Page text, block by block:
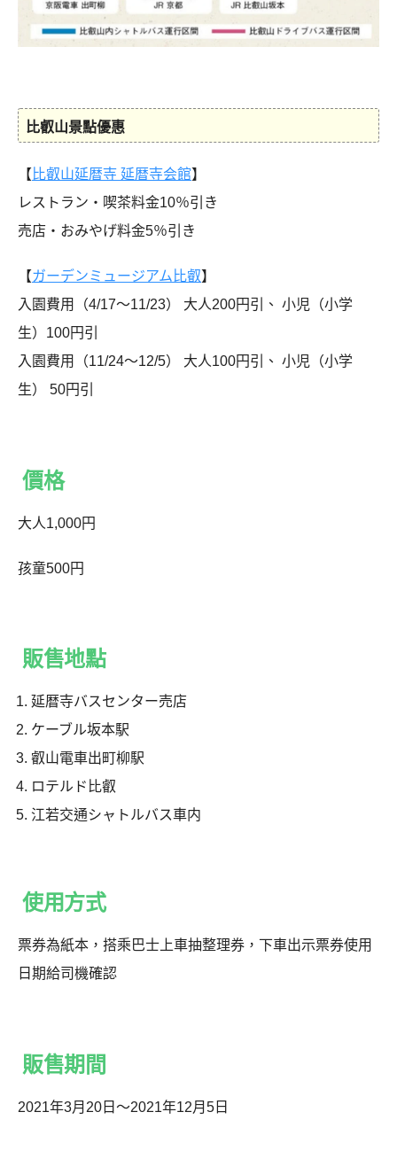
比叡山景點優惠
【 比叡山延暦寺 延暦寺会館】
レストラン・喫茶料金10％引き
売店・おみやげ料金5％引き
【ガーデンミュージアム比叡】
入園費用（4/17～11/23） 大人200円引、 小児（小学
生）100円引
入園費用（11/24～12/5） 大人100円引、 小児（小学
生） 50円引
價格
大人1,000円
孩童500円
販售地點
延暦寺バスセンター売店
ケーブル坂本駅
叡山電車出町柳駅
ロテルド比叡
江若交通シャトルバス車内
使用方式
票券為紙本，搭乘巴士上車抽整理券，下車出示票券使用
日期給司機確認
販售期間
2021年3月20日〜2021年12月5日